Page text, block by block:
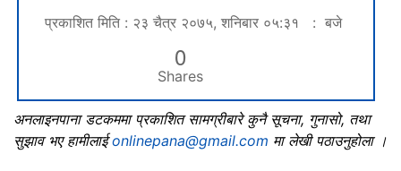
प्रकाशित मिति : २३ चैत्र २०७५, शनिबार ०५:३१ : बजे
0
Shares
अनलाइनपाना डटकममा प्रकाशित सामग्रीबारे कुनै सूचना, गुनासो, तथा
सुझाव भए हामीलाईonlinepana@gmail.com मा लेखी पठाउनुहोला ।